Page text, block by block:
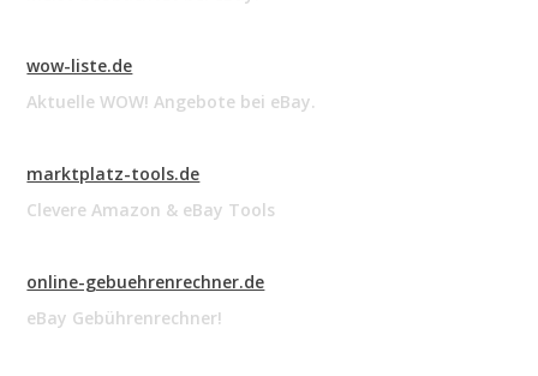
wow-liste.de
Aktuelle WOW! Angebote bei eBay.
marktplatz-tools.de
Clevere Amazon & eBay Tools
online-gebuehrenrechner.de
eBay Gebührenrechner!